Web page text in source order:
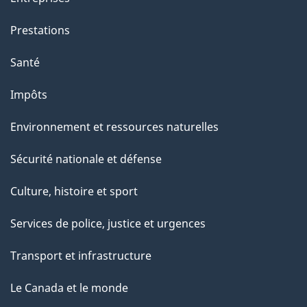
Prestations
Santé
Impôts
Environnement et ressources naturelles
Sécurité nationale et défense
Culture, histoire et sport
Services de police, justice et urgences
Transport et infrastructure
Le Canada et le monde